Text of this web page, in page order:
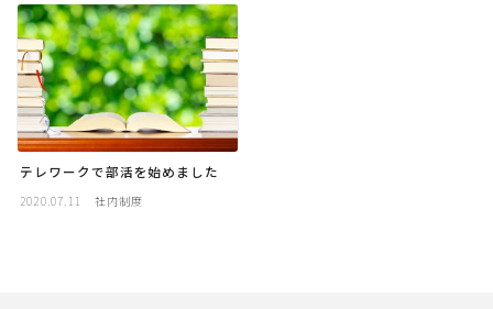
テレワークで部活を始めました
2020.07.11 社内制度